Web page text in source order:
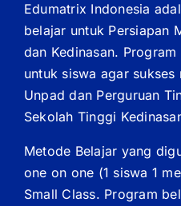
Edumatrix Indonesia
belajar untuk Persiapan
dan Kedinasan.
untuk siswa agar sukses
Unpad dan Perguruan
Sekolah Tinggi
Metode Belajar yang
one on one (1 siswa 1
Small Class. Program